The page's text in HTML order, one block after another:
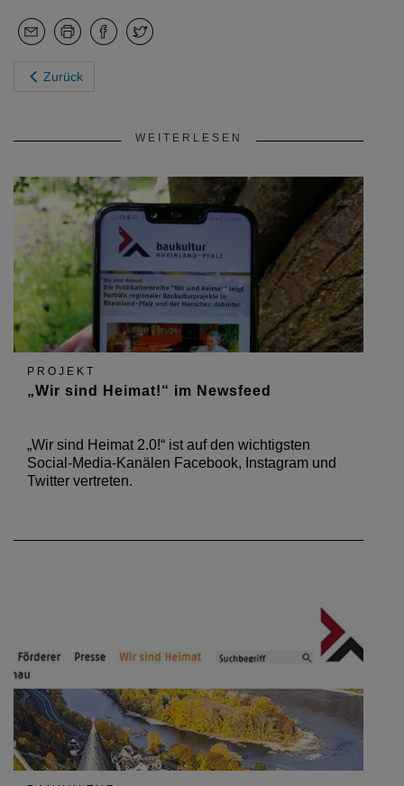
Zurück
WEITERLESEN
PROJEKT
„Wir sind Heimat!“ im Newsfeed
„Wir sind Heimat 2.0!“ ist auf den wichtigsten
Social-Media-Kanälen Facebook, Instagram und
Twitter vertreten.